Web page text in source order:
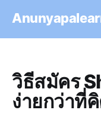
วิธีสมัคร
ง่ายกว่าที่